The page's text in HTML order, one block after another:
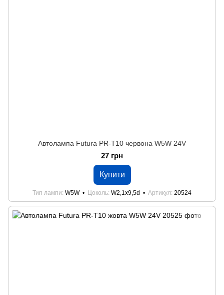
Автолампа Futura PR-Т10 червона W5W 24V
27 грн
Купити
Тип лампи W5W Цоколь W2,1x9,5d Артикул 20524